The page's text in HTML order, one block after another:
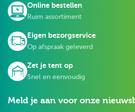
elastieken en condenssluizen.
Modulaire wanden en meerdere
flexibiliteit.
Brandveilig en volledig waterdicht,
Vele accesoires en opties beschikbaar
Online bestellen
Ruim assortiment
Eigen bezorgservice
Op afspraak geleverd
Zet je tent op
Snel en eenvoudig
Meld je aan voor onze